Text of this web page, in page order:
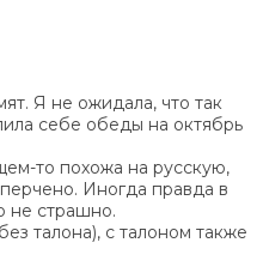
Я не ожидала, что так
себе обеды на октябрь
то похожа на русскую,
Иногда правда в
не страшно.
талона), с талоном также